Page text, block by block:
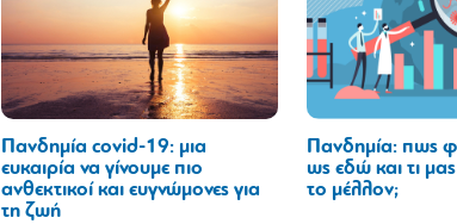
Πανδημία covid-19: μια
ευκαιρία να γίνουμε πιo
ανθεκτικοί και ευγνώμονες για
τη ζωή
Πανδημία: πως
ως εδώ και τι
το μέλλον;